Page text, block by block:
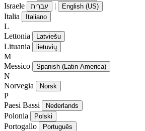
Israele עִברִית | English (US)
Italia Italiano
L
Lettonia
Latviešu
Lituania lietuvių
M
Messico
Spanish (Latin America)
N
Norvegia
Norsk
P
Paesi Bassi
Nederlands
Polonia Polski
Portogallo Português